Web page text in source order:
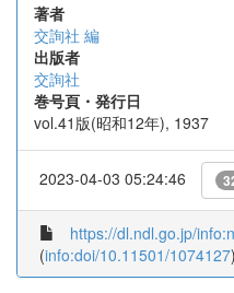
著者
交詢社 編
出版者
交詢社
巻号頁・発行日
vol.41版(昭和12年), 1937
2023-04-03 05:24:46
https://dl.ndl.go.jp/
(info:doi/10.11501/1074127)